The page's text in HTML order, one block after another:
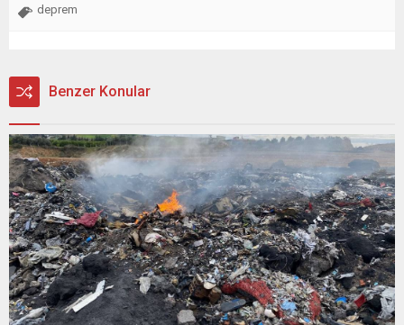
deprem
Benzer Konular